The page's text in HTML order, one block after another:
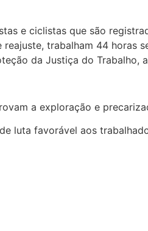
e ciclistas que são
trabalham 44 horas
da Justiça do Trabalho,
a exploração e
luta favorável aos